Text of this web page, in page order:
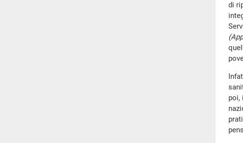
di
poi,